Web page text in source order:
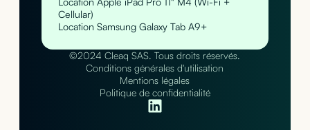
Cellular)
Location Samsung Galaxy Tab A9+
©2024 Cleaq SAS. Tous droits réservés.
Conditions générales d'utilisation
Mentions légales
Politique de confidentialité